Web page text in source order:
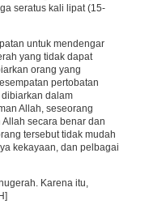
seratus kali lipat (15-
untuk mendengar
yang tidak dapat
orang yang
pertobatan
dalam
Allah, seseorang
secara benar dan
tersebut tidak mudah
kekayaan, dan pelbagai
Karena itu,